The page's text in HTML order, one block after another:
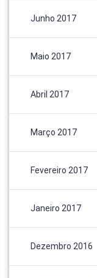
Junho 2017
Maio 2017
Abril 2017
Março 2017
Fevereiro 2017
Janeiro 2017
Dezembro 2016